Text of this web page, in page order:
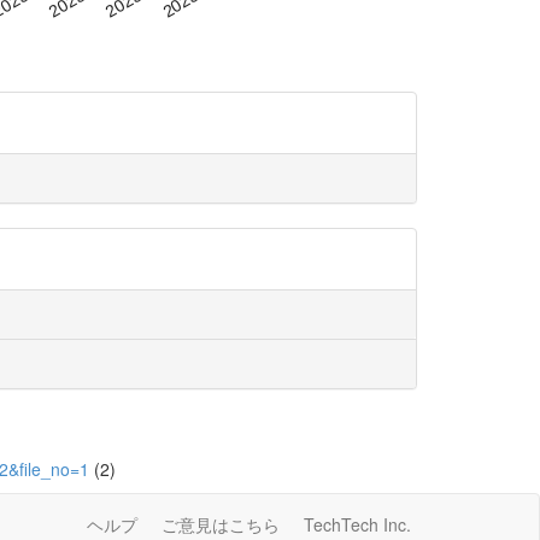
(2)
ヘルプ ご意見はこちら TechTech Inc.